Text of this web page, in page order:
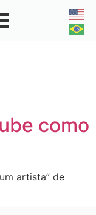
como
artista” de